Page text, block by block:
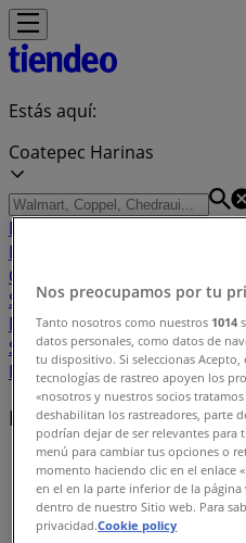
Estás aquí:
Coatepec Harinas
Destacados
Departamentales
Ropa,
Clases
SaludElectrónicaFerreterías
BellezaRestaurantesAutos
ServiciosDeporteLibrerías y
EntretenimientoÓpticas
Negocios cercanos
Tiendeo en Coatepec
Índice de negocios en
Nos preocupamos por tu
Tanto nosotros como nuestros 1014
datos personales, como datos de
tu dispositivo. Si seleccionas
tecnologías de rastreo apoyen los
«nosotros y nuestros socios
deshabilitan los rastreadores, parte
podrían dejar de ser relevantes para
menú para cambiar tus opciones o
momento haciendo clic en el enlace
en el en la parte inferior de la
dentro de nuestro Sitio web. Para
privacidad.Cookie policy